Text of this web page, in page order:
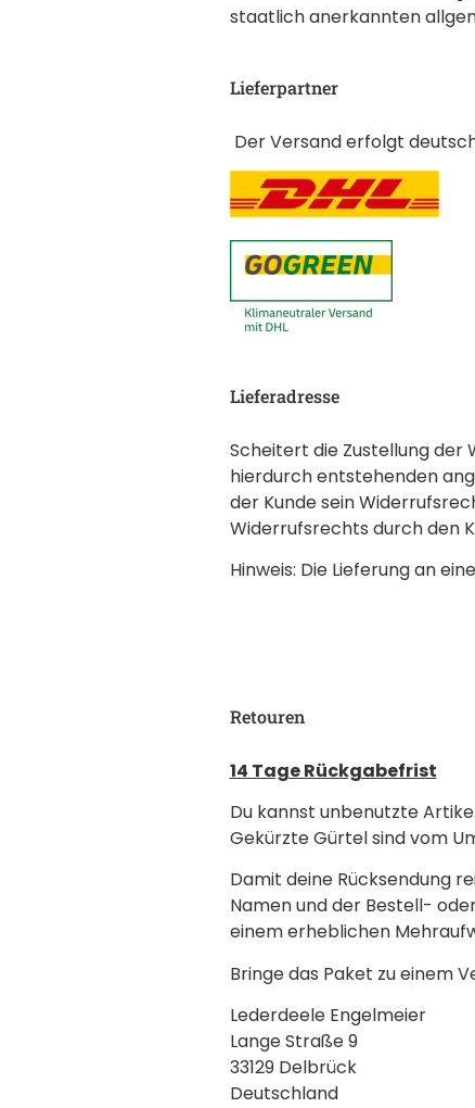
staatlich anerkannten
Lieferpartner
Der Versand erfolgt
Lieferadresse
Scheitert die Zustellung der
hierdurch entstehenden
der Kunde sein
Widerrufsrechts durch den
Hinweis: Die Lieferung an
Retouren
14 Tage Rückgabefrist
Du kannst unbenutzte
Gekürzte Gürtel sind vom
Damit deine Rücksendung
Namen und der Bestell-
einem erheblichen
Bringe das Paket zu einem
Lederdeele Engelmeier
Lange Straße 9
33129 Delbrück
Deutschland